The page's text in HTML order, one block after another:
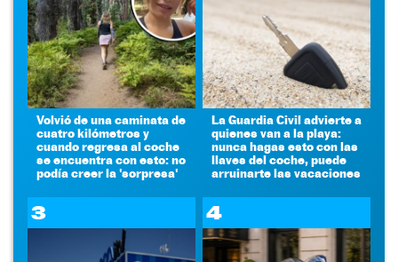
Volvió de una caminata de
cuatro kilómetros y
cuando regresa al coche
se encuentra con esto: no
podía creer la 'sorpresa'
La Guardia Civil advierte a
quienes van a la playa:
nunca hagas esto con las
llaves del coche, puede
arruinarte las vacaciones
3 4